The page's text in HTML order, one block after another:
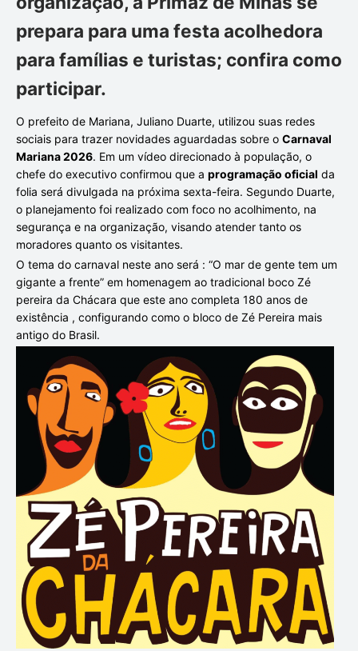
prepara para uma festa acolhedora
para famílias e turistas; confira como
participar.
O prefeito de Mariana, Juliano Duarte, utilizou suas redes
sociais para trazer novidades aguardadas sobre o Carnaval
Mariana 2026. Em um vídeo direcionado à população, o
chefe do executivo confirmou que a programação oficial da
folia será divulgada na próxima sexta-feira. Segundo Duarte,
o planejamento foi realizado com foco no acolhimento, na
segurança e na organização, visando atender tanto os
moradores quanto os visitantes.
O tema do carnaval neste ano será : “O mar de gente tem um
gigante a frente” em homenagem ao tradicional boco Zé
pereira da Chácara que este ano completa 180 anos de
existência , configurando como o bloco de Zé Pereira mais
antigo do Brasil.